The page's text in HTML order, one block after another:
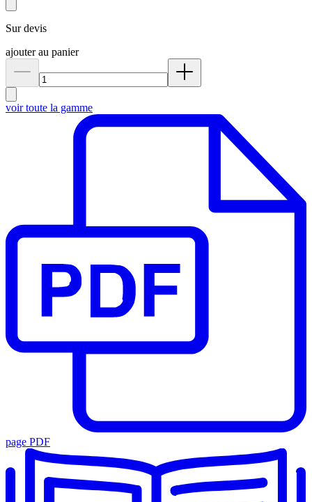
Sur devis
ajouter au panier
voir toute la gamme
page PDF